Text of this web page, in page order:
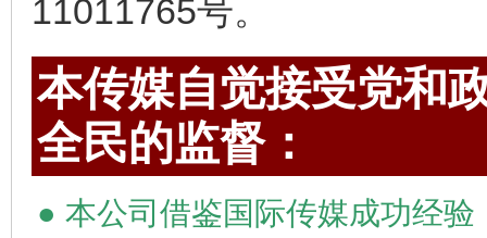
11011765号。
本传媒自觉接受党和
全民的监督：
● 本公司借鉴国际传媒成功经